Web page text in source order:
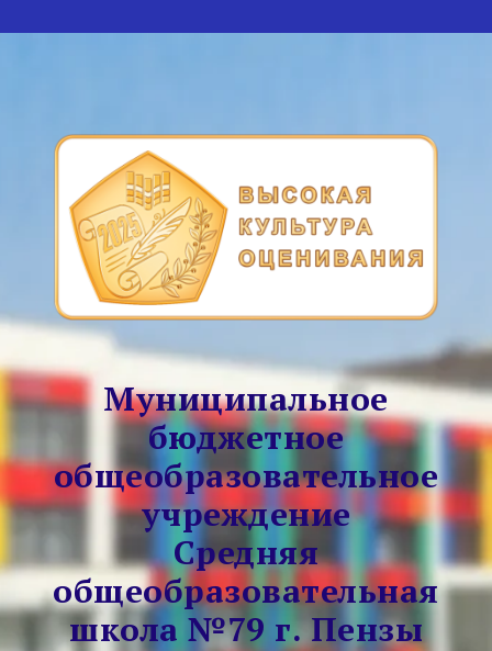
Муниципальное
бюджетное
общеобразовательное
учреждение
Средняя
общеобразовательная
школа №79 г. Пензы